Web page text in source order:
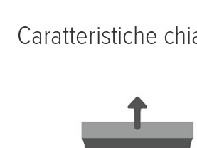
Caratteristiche